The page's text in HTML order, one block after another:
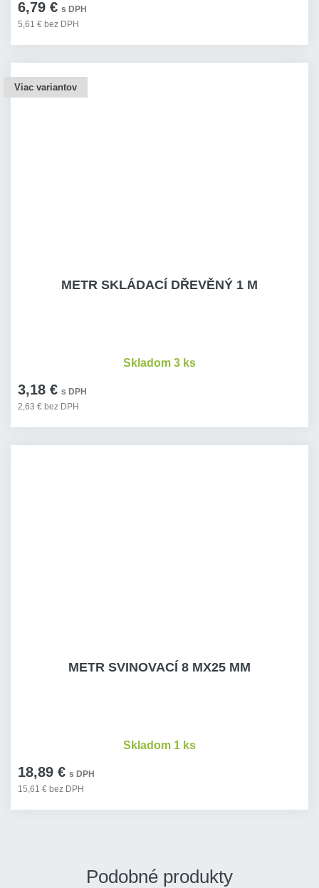
6,79 € s DPH
5,61 € bez DPH
Viac variantov
METR SKLÁDACÍ DŘEVĚNÝ 1 M
3,18 € s DPH
2,63 € bez DPH
Skladom 3 ks
METR SVINOVACÍ 8 MX25 MM
18,89 € s DPH
15,61 € bez DPH
Skladom 1 ks
Podobné produkty